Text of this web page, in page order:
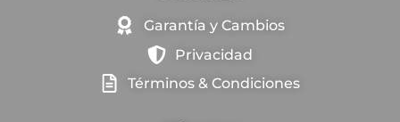
Garantía y Cambios
Privacidad
Términos & Condiciones